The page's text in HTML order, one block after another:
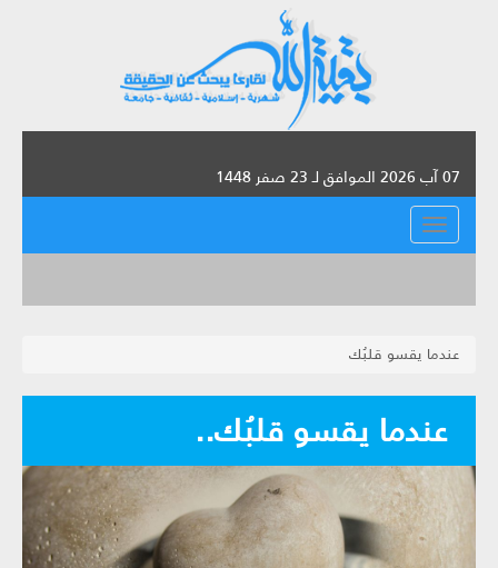
07 آب 2026 الموافق لـ 23 صفر 1448
القائمة
عندما يقسو قلبُك
عندما يقسو قلبُك..